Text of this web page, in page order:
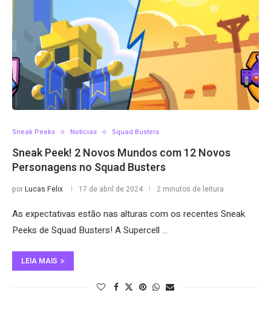
Sneak Peeks Notícias Squad Busters
Sneak Peek! 2 Novos Mundos com 12 Novos
Personagens no Squad Busters
porLucas Felix 17 de abril de 2024 2 minutos de leitura
As expectativas estão nas alturas com os recentes Sneak
Peeks de Squad Busters! A Supercell …
LEIA MAIS